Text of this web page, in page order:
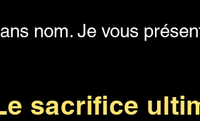
nom. Je vous
sacrifice